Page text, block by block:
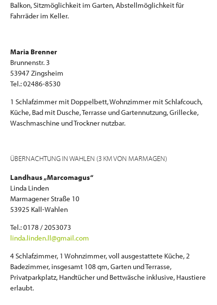
Balkon, Sitzmöglichkeit im Garten, Abstellmöglichkeit für
Fahrräder im Keller.
Maria Brenner
Brunnenstr. 3
53947 Zingsheim
Tel.: 02486-8530
1 Schlafzimmer mit Doppelbett, Wohnzimmer mit Schlafcouch,
Küche, Bad mit Dusche, Terrasse und Gartennutzung, Grillecke,
Waschmaschine und Trockner nutzbar.
ÜBERNACHTUNG IN WAHLEN (3 KM VON MARMAGEN)
Landhaus „Marcomagus“
Linda Linden
Marmagener Straße 10
53925 Kall-Wahlen
Tel.: 0178 / 2053073
linda.linden.ll@gmail.com
4 Schlafzimmer, 1 Wohnzimmer, voll ausgestattete Küche, 2
Badezimmer, insgesamt 108 qm, Garten und Terrasse,
Privatparkplatz, Handtücher und Bettwäsche inklusive, Haustiere
erlaubt.